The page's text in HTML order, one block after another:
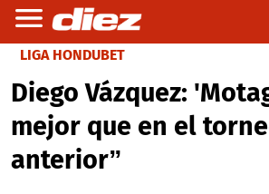
LIGA HONDUBET
Diego Vázquez:
mejor que en el
anterior”